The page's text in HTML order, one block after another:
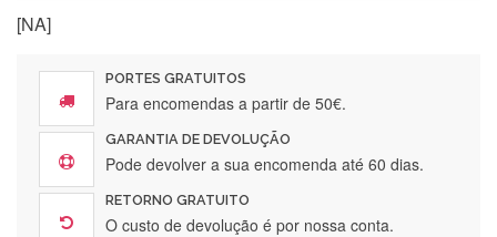
[NA]
PORTES GRATUITOS
Para encomendas a partir de 50€.
GARANTIA DE DEVOLUÇÃO
Pode devolver a sua encomenda até 60 dias.
RETORNO GRATUITO
O custo de devolução é por nossa conta.
encomendar.
Silvia André
Gostei ,Serviço bastante rápido. recomendo